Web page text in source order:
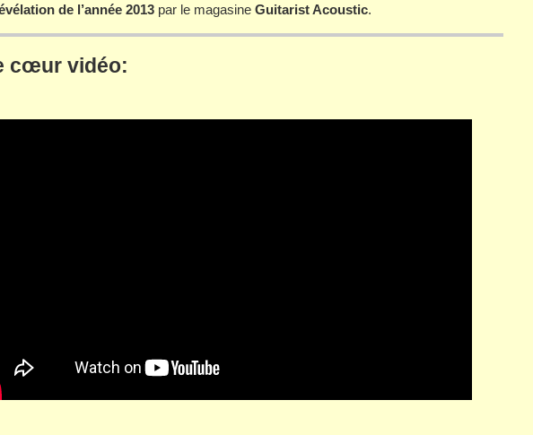
de l’année 2013par le magasine Guitarist Acoustic.
cœur vidéo: